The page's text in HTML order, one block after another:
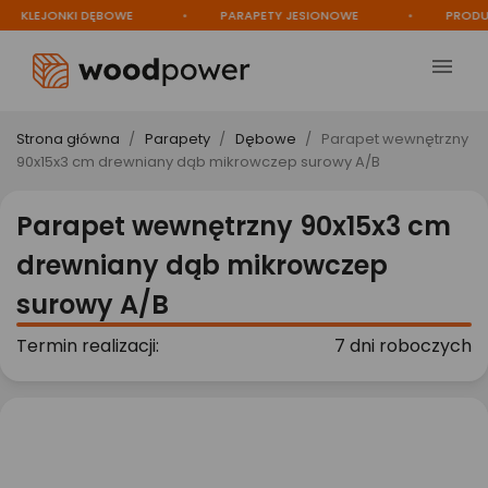
KLEJONKI DĘBOWE PARAPETY JESIONOWE

Strona główna Parapety Dębowe
Parapet wewnętrzny
90x15x3 cm drewniany dąb mikrowczep surowy A/B
Parapet wewnętrzny 90x15x3 cm
drewniany dąb mikrowczep
surowy A/B
Termin realizacji: 7 dni roboczych